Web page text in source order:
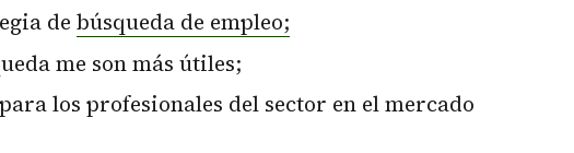
de búsqueda de empleo;
me son más útiles;
los profesionales del sector en el mercado